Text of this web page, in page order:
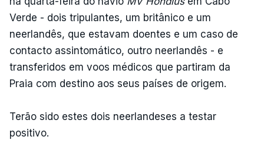
Verde - dois tripulantes, um britânico e um
neerlandês, que estavam doentes e um caso de
contacto assintomático, outro neerlandês - e
transferidos em voos médicos que partiram da
Praia com destino aos seus países de origem.
Terão sido estes dois neerlandeses a testar
positivo.